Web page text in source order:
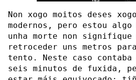
Non xogo moitos deses
modernos, pero estou
unha morte non signifique
retroceder uns metros
tento. Neste caso
seis minutos de fuxida,